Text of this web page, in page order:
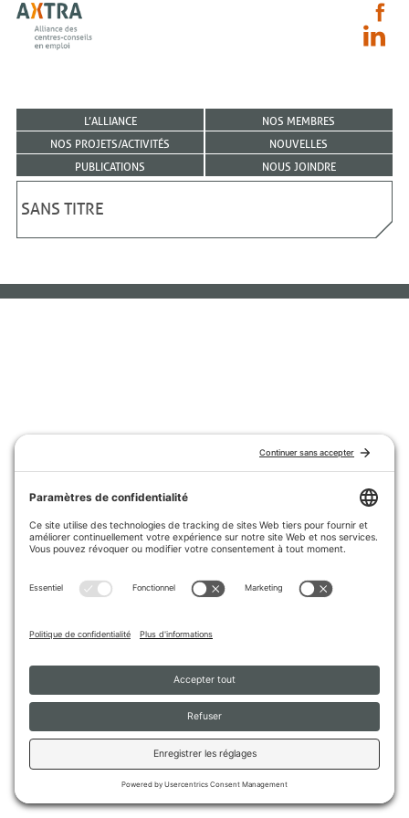
L’ALLIANCE
NOS MEMBRES
NOS PROJETS/ACTIVITÉS
NOUVELLES
PUBLICATIONS
NOUS JOINDRE
SANS TITRE